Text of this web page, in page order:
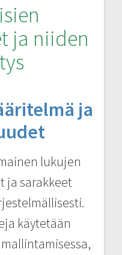
ja niiden
ja
lukujen
ja sarakkeet
käytetään